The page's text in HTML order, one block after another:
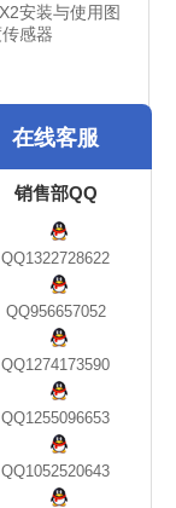
RI360P1-QR14-ELIU5X2安装与使用图尔克TURCK角度传感器
在线客服
销售部QQ
QQ1322728622
QQ956657052
QQ1274173590
QQ1255096653
QQ1052520643